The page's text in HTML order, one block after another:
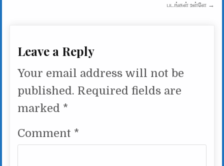
படங்கள் உள்ளே →
Leave a Reply
Your email address will not be
published. Required fields are
marked *
Comment *